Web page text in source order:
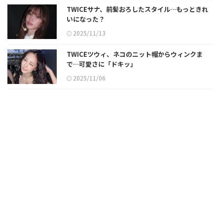
TWICEサナ、前髪おろしたスタイル…もっときれ
いになった？
2025/11/13
TWICEツウィ、ネコのニット帽からウィンクま
で…可愛さに「ドキッ」
2025/11/06